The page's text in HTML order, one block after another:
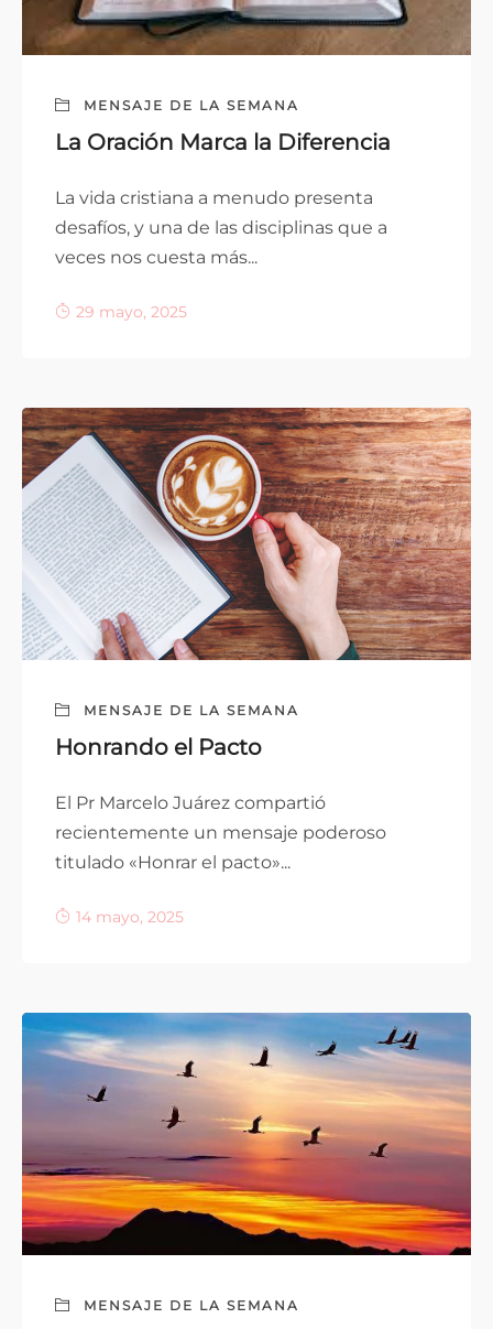
MENSAJE DE LA SEMANA
La Oración Marca la Diferencia
La vida cristiana a menudo presenta
desafíos, y una de las disciplinas que a
veces nos cuesta más...
29 mayo, 2025
MENSAJE DE LA SEMANA
Honrando el Pacto
El Pr Marcelo Juárez compartió
recientemente un mensaje poderoso
titulado «Honrar el pacto»...
14 mayo, 2025
MENSAJE DE LA SEMANA